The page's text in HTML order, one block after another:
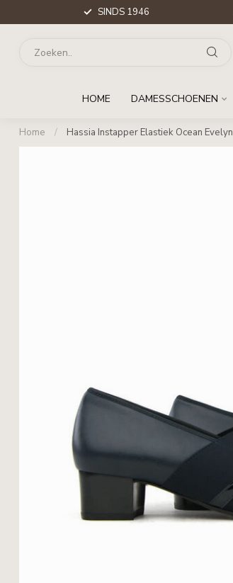
SINDS 1946
HOME DAMESSCHOENEN
Home / Hassia Instapper Elastiek Ocean Evelyn